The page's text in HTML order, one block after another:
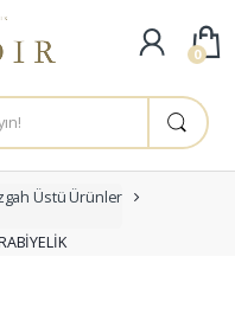
Üstü Ürünler
0